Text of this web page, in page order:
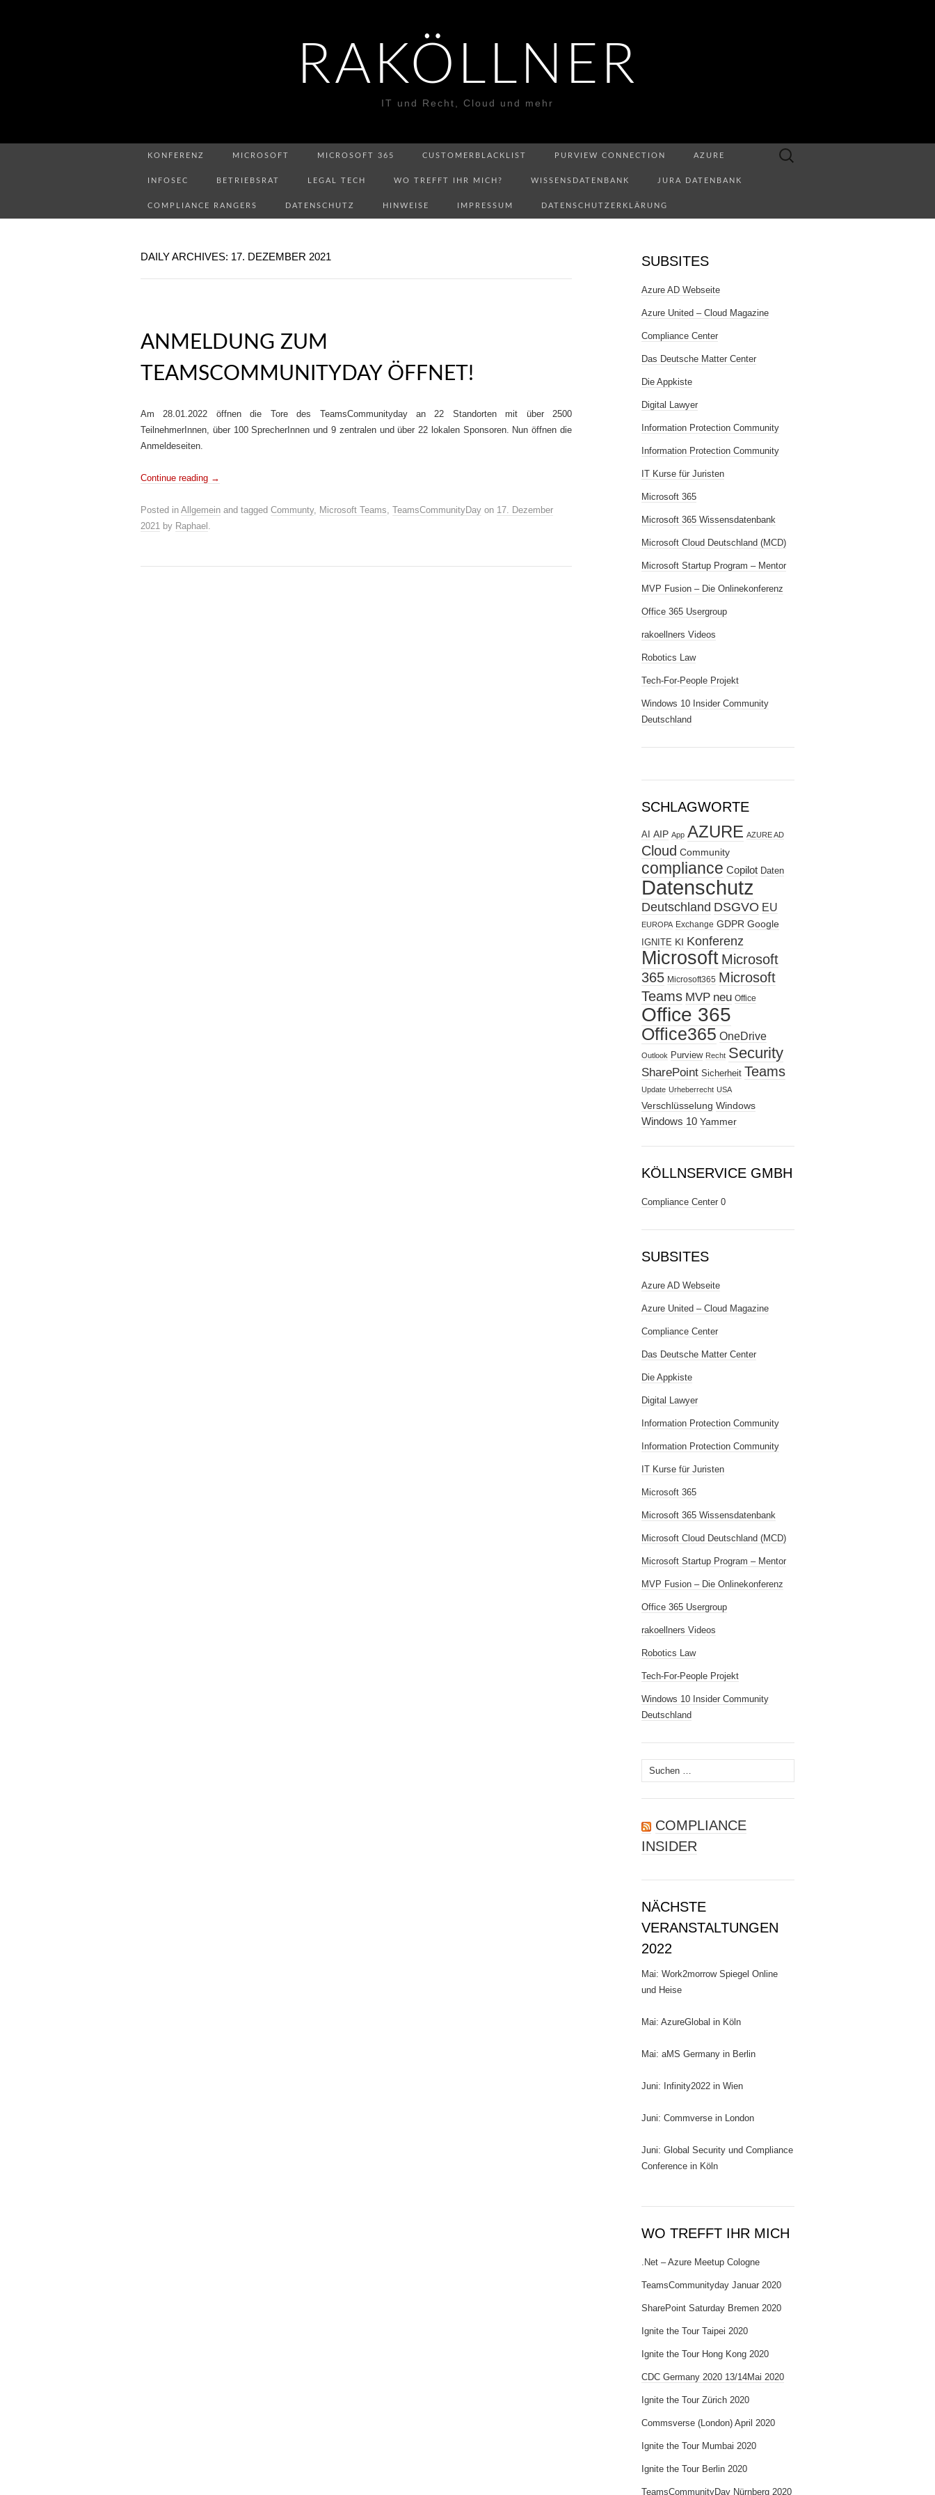
RAKÖLLNER
IT und Recht, Cloud und mehr
KONFERENZ MICROSOFT MICROSOFT 365 CUSTOMERBLACKLIST PURVIEW CONNECTION AZURE
INFOSEC BETRIEBSRAT LEGAL TECH WO TREFFT IHR MICH? WISSENSDATENBANK JURA DATENBANK
COMPLIANCE RANGERS DATENSCHUTZ HINWEISE IMPRESSUM DATENSCHUTZERKLÄRUNG
Suchen
DAILY ARCHIVES: 17. DEZEMBER 2021
ANMELDUNG ZUM
TEAMSCOMMUNITYDAY ÖFFNET!
Am 28.01.2022 öffnen die Tore des TeamsCommunityday an 22 Standorten mit über 2500
TeilnehmerInnen, über 100 SprecherInnen und 9 zentralen und über 22 lokalen Sponsoren. Nun öffnen die
Anmeldeseiten.
Continue reading →
Posted in Allgemein and tagged Communty, Microsoft Teams, TeamsCommunityDay on 17. Dezember
2021 by Raphael .
SUBSITES
Azure AD Webseite
Azure United – Cloud Magazine
Compliance Center
Das Deutsche Matter Center
Die Appkiste
Digital Lawyer
Information Protection Community
Information Protection Community
IT Kurse für Juristen
Microsoft 365
Microsoft 365 Wissensdatenbank
Microsoft Cloud Deutschland (MCD)
Microsoft Startup Program – Mentor
MVP Fusion – Die Onlinekonferenz
Office 365 Usergroup
rakoellners Videos
Robotics Law
Tech-For-People Projekt
Windows 10 Insider Community
Deutschland
SCHLAGWORTE
AI AIP App AZURE AZURE AD
Cloud Community
compliance Copilot Daten
Datenschutz
Deutschland DSGVO EU
EUROPA Exchange GDPR Google
IGNITE KI Konferenz
Microsoft Microsoft
365 Microsoft365 Microsoft
Teams MVP neu Office
Office 365
Office365 OneDrive
Outlook Purview Recht Security
SharePoint Sicherheit Teams
Update Urheberrecht USA
Verschlüsselung Windows
Windows 10 Yammer
KÖLLNSERVICE GMBH
Compliance Center 0
SUBSITES
Azure AD Webseite
Azure United – Cloud Magazine
Compliance Center
Das Deutsche Matter Center
Die Appkiste
Digital Lawyer
Information Protection Community
Information Protection Community
IT Kurse für Juristen
Microsoft 365
Microsoft 365 Wissensdatenbank
Microsoft Cloud Deutschland (MCD)
Microsoft Startup Program – Mentor
MVP Fusion – Die Onlinekonferenz
Office 365 Usergroup
rakoellners Videos
Robotics Law
Tech-For-People Projekt
Windows 10 Insider Community
Deutschland
Suchen
nach:
COMPLIANCE
INSIDER
NÄCHSTE
VERANSTALTUNGEN
2022
Mai: Work2morrow Spiegel Online
und Heise
Mai: AzureGlobal in Köln
Mai: aMS Germany in Berlin
Juni: Infinity2022 in Wien
Juni: Commverse in London
Juni: Global Security und Compliance
Conference in Köln
WO TREFFT IHR MICH
.Net – Azure Meetup Cologne
TeamsCommunityday Januar 2020
SharePoint Saturday Bremen 2020
Ignite the Tour Taipei 2020
Ignite the Tour Hong Kong 2020
CDC Germany 2020 13/14Mai 2020
Ignite the Tour Zürich 2020
Commsverse (London) April 2020
Ignite the Tour Mumbai 2020
Ignite the Tour Berlin 2020
TeamsCommunityDay Nürnberg 2020